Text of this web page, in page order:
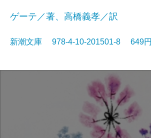
ゲーテ／著、高橋義孝／訳
新潮文庫 978-4-10-201501-8 649